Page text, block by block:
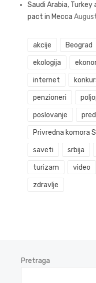
Saudi Arabia,
pact in Mecca
akcije Beograd
ekologija
internet
penzioneri
poslovanje
Privredna komora
saveti srbija
turizam video
zdravlje
Pretraga